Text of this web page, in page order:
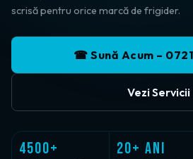
scrisă pentru orice marcă de frigider.
☎ Sună Acum –
Vezi Servicii
4500+ 20+ ANI